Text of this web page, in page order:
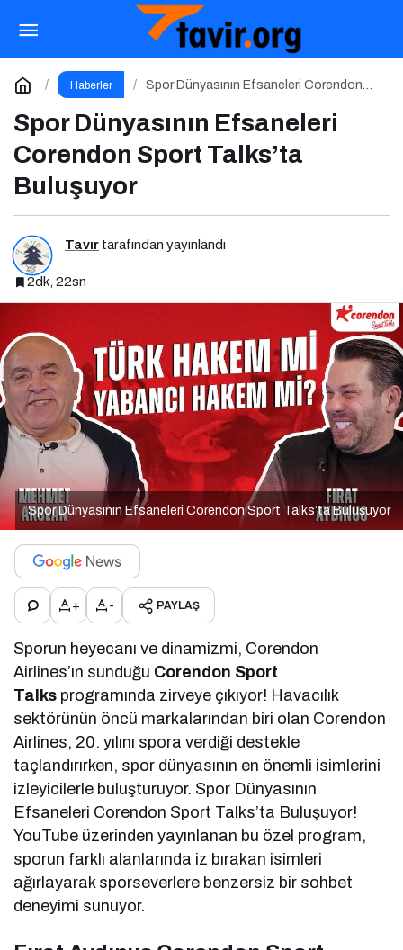
Haberler
Spor Dünyasının Efsaneleri Corendon
Spor Dünyasının Efsaneleri
Corendon Sport Talks’ta
Buluşuyor
Tavır tarafından yayınlandı
2dk, 22sn
Spor Dünyasının Efsaneleri Corendon Sport Talks’ta Buluşuyor
+ - PAYLAŞ
Sporun heyecanı ve dinamizmi, Corendon
Airlines’ın sunduğu Corendon Sport
Talks programında zirveye çıkıyor! Havacılık
sektörünün öncü markalarından biri olan Corendon
Airlines, 20. yılını spora verdiği destekle
taçlandırırken, spor dünyasının en önemli isimlerini
izleyicilerle buluşturuyor. Spor Dünyasının
Efsaneleri Corendon Sport Talks’ta Buluşuyor!
YouTube üzerinden yayınlanan bu özel program,
sporun farklı alanlarında iz bırakan isimleri
ağırlayarak sporseverlere benzersiz bir sohbet
deneyimi sunuyor.
Türk Simgeleri Herkesindir
Yorum Yap